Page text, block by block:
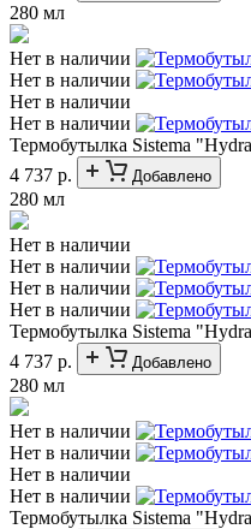
280 мл
Нет в наличии
Нет в наличии
Нет в наличии
Нет в наличии
Термобутылка Sistema
4 737 р.
Добавлено
280 мл
Нет в наличии
Нет в наличии
Нет в наличии
Нет в наличии
Термобутылка Sistema
4 737 р.
Добавлено
280 мл
Нет в наличии
Нет в наличии
Нет в наличии
Нет в наличии
Термобутылка Sistema